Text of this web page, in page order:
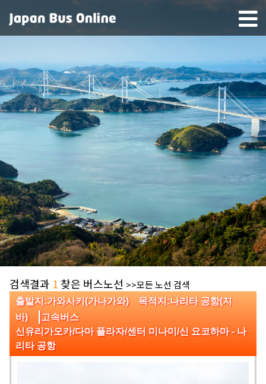
검색결과 1 찾은 버스노선 >>모든 노선 검색
출발지:가와사키(가나가와) 목적지:나리타 공항(지
바)
|고속버스
신유리가오카/다마 플라자/센터 미나미/신 요코하마 - 나
리타 공항